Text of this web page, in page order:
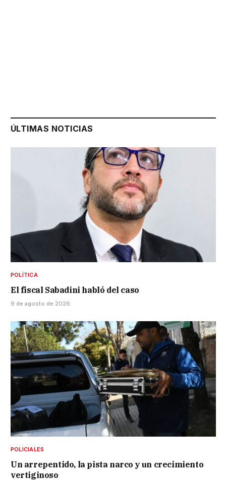
ÚLTIMAS NOTICIAS
POLÍTICA
El fiscal Sabadini habló del caso
9 de agosto de 2026
POLICIALES
Un arrepentido, la pista narco y un crecimiento
vertiginoso